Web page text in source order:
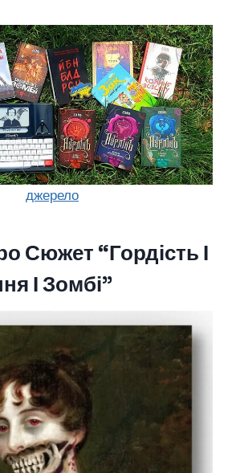
джерело
Сюжет “Гордість І
І Зомбі”